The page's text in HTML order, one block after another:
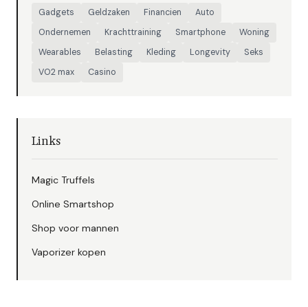
Gadgets Geldzaken Financien
Auto
Ondernemen
Krachttraining Smartphone
Woning
Wearables
Belasting Kleding Longevity
Seks
VO2 max
Casino
Links
Magic Truffels
Online Smartshop
Shop voor mannen
Vaporizer kopen